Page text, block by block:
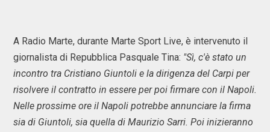
A Radio Marte, durante Marte Sport Live, è intervenuto il
giornalista di Repubblica Pasquale Tina: "Sì, c'è stato un
incontro tra Cristiano Giuntoli e la dirigenza del Carpi per
risolvere il contratto in essere per poi firmare con il Napoli.
Nelle prossime ore il Napoli potrebbe annunciare la firma
sia di Giuntoli, sia quella di Maurizio Sarri. Poi inizieranno